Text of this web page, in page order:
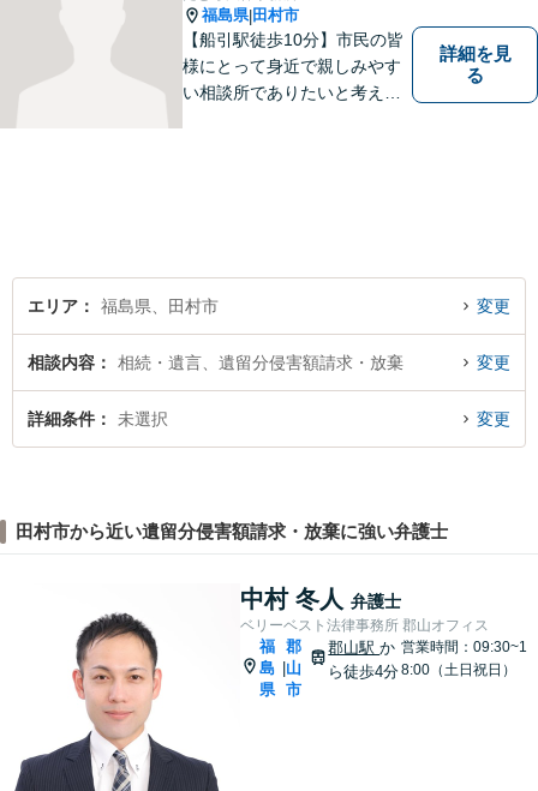
福島県|田村市
【船引駅徒歩10分】市民の皆
様にとって身近で親しみやす
い相談所でありたいと考えて
詳細を見
る
エリア 福島県、田村市 変更
相談内容 相続・遺言、遺留分侵害額請求・放棄 変更
詳細条件 未選択 変更
田村市から近い遺留分侵害額請求・放棄に強い弁護士
中村 冬人 弁護士
ベリーベスト法律事務所 郡山オフィス
福
島
県
郡
山
市
郡山駅か
ら徒歩4分
営業時間：09:30~1
8:00（土日祝日）